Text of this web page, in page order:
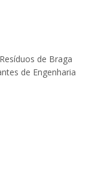
de Braga
de Engenharia